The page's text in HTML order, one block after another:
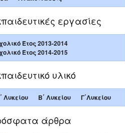
εργασίες
Έτος 2013-2014
Έτος 2014-2015
υλικό
Λυκείου Β΄ Λυκείου Γ΄Λυκείου
άρθρα